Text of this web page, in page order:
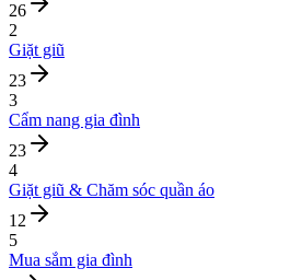
26
2
Giặt giũ
23
3
Cẩm nang gia đình
23
4
Giặt giũ & Chăm sóc quần áo
12
5
Mua sắm gia đình